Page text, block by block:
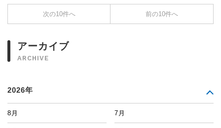
次の10件へ 前の10件へ
アーカイブ
ARCHIVE
2026年
8月 7月